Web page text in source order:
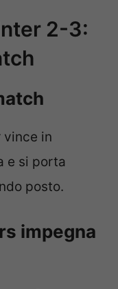
2-3:
vince in
e si porta
posto.
impegna